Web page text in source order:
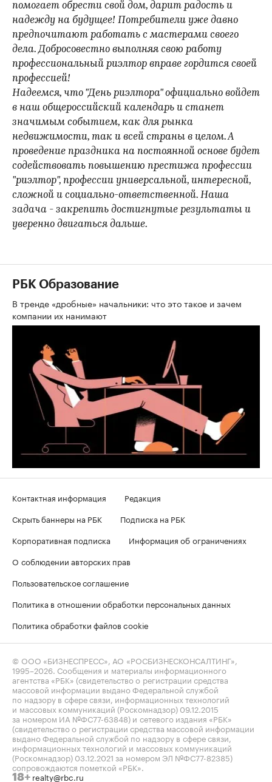
помогает обрести свой дом, дарит радость и
надежду на будущее! Потребители уже давно
предпочитают работать с мастерами своего
дела. Добросовестно выполняя свою работу
профессиональный риэлтор вправе гордится своей
профессией!
Надеемся, что "День риэлтора" официально войдет
в наш общероссийский календарь и станет
значимым событием, как для рынка
недвижимости, так и всей страны в целом. А
проведение праздника на постоянной основе будет
содействовать повышению престижа профессии
"риэлтор", профессии универсальной, интересной,
сложной и социально-ответственной. Наша
задача - закрепить достигнутые результаты и
уверенно двигаться дальше.
РБК Образование
В тренде «дробные» начальники: что это такое и зачем
компании их нанимают
Контактная информация
Редакция
Скрыть баннеры на РБК
Подписка на РБК
Корпоративная подписка
Информация об ограничениях
О соблюдении авторских прав
Пользовательское соглашение
Политика в отношении обработки персональных данных
Политика обработки файлов cookie
© ООО «БИЗНЕСПРЕСС», АО «РОСБИЗНЕСКОНСАЛТИНГ»,
1995–2026. Сообщения и материалы информационного
агентства «РБК» (свидетельство о регистрации средства
массовой информации выдано Федеральной службой
по надзору в сфере связи, информационных технологий
и массовых коммуникаций (Роскомнадзор) 09.12.2015
за номером ИА №ФС77-63848) и сетевого издания «РБК»
(свидетельство о регистрации средства массовой информации
выдано Федеральной службой по надзору в сфере связи,
информационных технологий и массовых коммуникаций
(Роскомнадзор) 03.12.2021 за номером ЭЛ №ФС77-82385)
сопровождаются пометкой «РБК».
18+ realty@rbc.ru